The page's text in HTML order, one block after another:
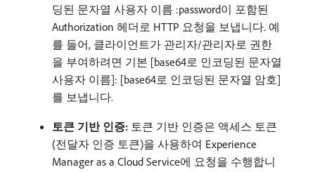
딩된 문자열 사용자 이름 :password이 포함된
Authorization 헤더로 HTTP 요청을 보냅니다. 예
를 들어, 클라이언트가 관리자/관리자로 권한
을 부여하려면 기본 [base64로 인코딩된 문자열
사용자 이름]: [base64로 인코딩된 문자열 암호]
를 보냅니다.
토큰 기반 인증: 토큰 기반 인증은 액세스 토큰
(전달자 인증 토큰)을 사용하여 Experience
Manager as a Cloud Service에 요청을 수행합니